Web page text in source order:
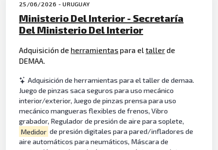
25/06/2026 - URUGUAY
Ministerio Del Interior - Secretaría
Del Ministerio Del Interior
Adquisición de herramientas para eltaller de
DEMAA.
Adquisición de herramientas para el taller de demaa.
Juego de pinzas saca seguros para uso mecánico
interior/exterior, Juego de pinzas prensa para uso
mecánico mangueras flexibles de frenos, Vibro
grabador, Regulador de presión de aire para soplete,
Medidor de presión digitales para pared/infladores de
aire automáticos para neumáticos, Máscara de